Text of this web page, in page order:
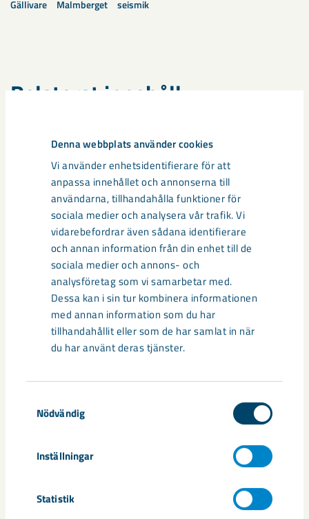
Denna webbplats använder cookies
Vi använder enhetsidentifierare för att
anpassa innehållet och annonserna till
användarna, tillhandahålla funktioner för
sociala medier och analysera vår trafik. Vi
vidarebefordrar även sådana identifierare
och annan information från din enhet till de
sociala medier och annons- och
analysföretag som vi samarbetar med.
Dessa kan i sin tur kombinera informationen
med annan information som du har
tillhandahållit eller som de har samlat in när
du har använt deras tjänster.
Nödvändig
Inställningar
Statistik
Gällivare Malmberget seismik
Relaterat innehåll
Så kan humanoida robotar öka
säkerheten i framtidens gruva
Utvecklingen av humanoida robotar, människoliknande
robotar med armar och ben, går snabbt. I takt med att
tekniken blir alltmer avancerad ...